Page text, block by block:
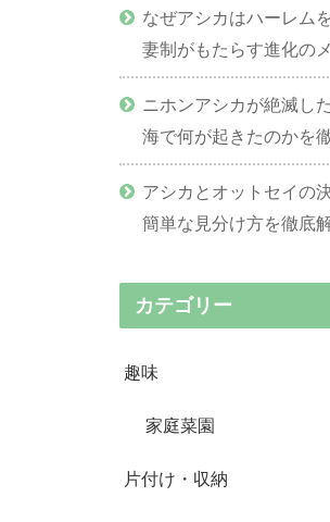
なぜアシカはハーレム
妻制がもたらす進化の
ニホンアシカが絶滅し
海で何が起きたのかを
アシカとオットセイの
簡単な見分け方を徹底
カテゴリー
趣味
家庭菜園
片付け・収納